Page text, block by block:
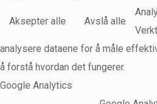
Aksepter alle Avslå alle
analysere dataene for å måle
å forstå hvordan det fungerer.
Google Analytics